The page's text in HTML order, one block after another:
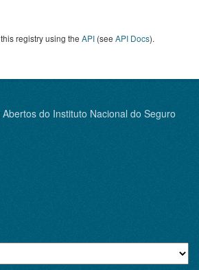
registry using the API (see API Docs).
do Instituto Nacional do Seguro